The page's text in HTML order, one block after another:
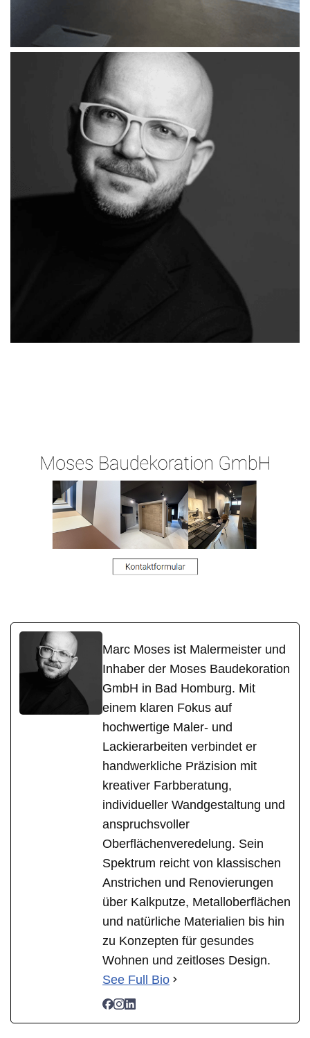
Marc Moses ist Malermeister und
Inhaber der Moses Baudekoration
GmbH in Bad Homburg. Mit
einem klaren Fokus auf
hochwertige Maler- und
Lackierarbeiten verbindet er
handwerkliche Präzision mit
kreativer Farbberatung,
individueller Wandgestaltung und
anspruchsvoller
Oberflächenveredelung. Sein
Spektrum reicht von klassischen
Anstrichen und Renovierungen
über Kalkputze, Metalloberflächen
und natürliche Materialien bis hin
zu Konzepten für gesundes
Wohnen und zeitloses Design.
See Full Bio